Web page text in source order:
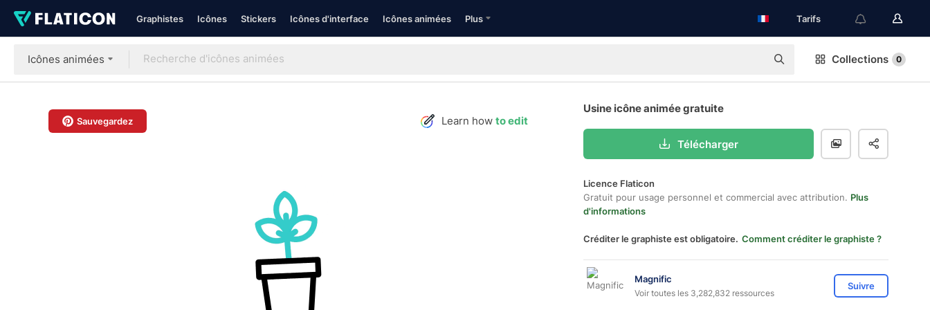
Graphistes Icônes Stickers Icônes d'interface Icônes animées Plus Tarifs
Icônes animées Collections 0
Sauvegardez Learn how to edit
Usine icône animée gratuite
Télécharger
Licence Flaticon
Gratuit pour usage personnel et commercial avec attribution. Plus
d'informations
Créditer le graphiste est obligatoire. Comment créditer le graphiste ?
Magnific
Voir toutes les 3,282,832 ressources
Suivre